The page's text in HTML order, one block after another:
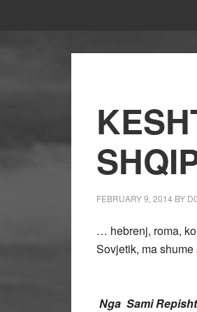
FEBRUARY 9, 2014 BY
… hebrenj, roma,
Sovjetik, ma
Nga Sami